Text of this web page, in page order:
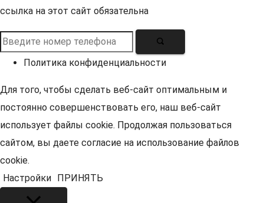
ссылка на этот сайт обязательна
Политика конфиденциальности
Для того, чтобы сделать веб-сайт оптимальным и
постоянно совершенствовать его, наш веб-сайт
использует файлы cookie. Продолжая пользоваться
сайтом, вы даете согласие на использование файлов
cookie.
Настройки
ПРИНЯТЬ